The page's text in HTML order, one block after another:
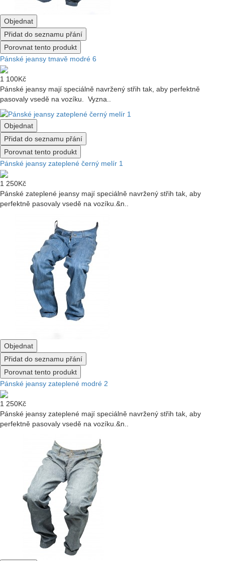
Objednat
Přidat do seznamu přání
Porovnat tento produkt
Pánské jeansy tmavě modré 6
1 100Kč
Pánské jeansy mají speciálně navržený střih tak, aby perfektně
pasovaly vsedě na vozíku. Vyzna..
Objednat
Přidat do seznamu přání
Porovnat tento produkt
Pánské jeansy zateplené černý melír 1
1 250Kč
Pánské zateplené jeansy mají speciálně navržený střih tak, aby
perfektně pasovaly vsedě na vozíku.&n..
Objednat
Přidat do seznamu přání
Porovnat tento produkt
Pánské jeansy zateplené modré 2
1 250Kč
Pánské jeansy zateplené mají speciálně navržený střih tak, aby
perfektně pasovaly vsedě na vozíku.&n..